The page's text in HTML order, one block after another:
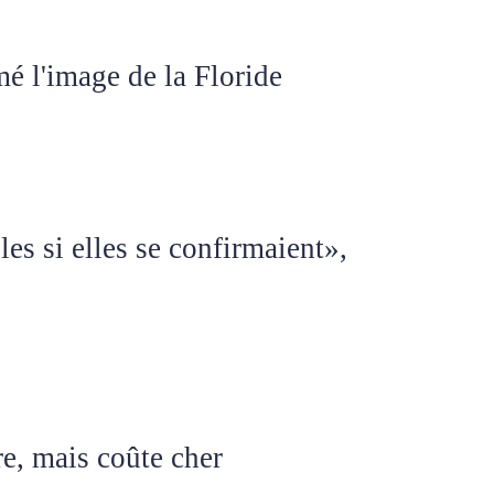
l'image de la Floride
si elles se confirmaient»,
mais coûte cher